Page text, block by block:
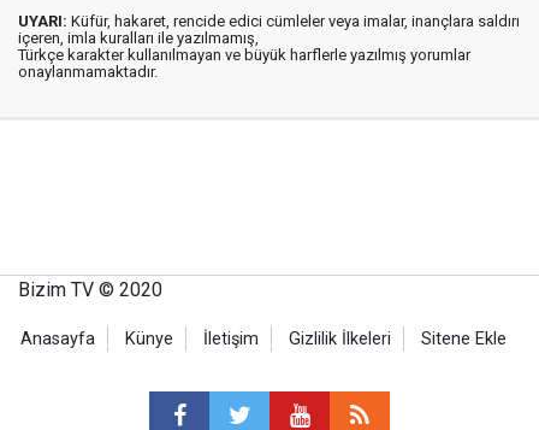
UYARI: Küfür, hakaret, rencide edici cümleler veya imalar, inançlara saldırı
içeren, imla kuralları ile yazılmamış,
Türkçe karakter kullanılmayan ve büyük harflerle yazılmış yorumlar
onaylanmamaktadır.
Bizim TV © 2020
Anasayfa Künye İletişim Gizlilik İlkeleri Sitene Ekle